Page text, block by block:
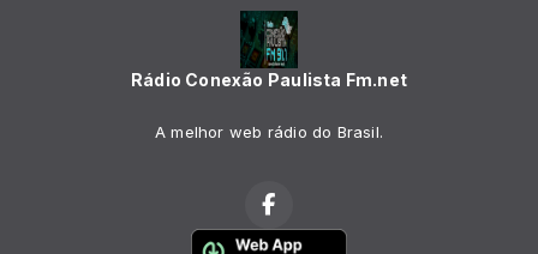
Rádio Conexão Paulista Fm.net
A melhor web rádio do Brasil.